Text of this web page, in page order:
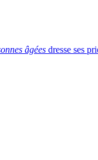
âgées dresse ses